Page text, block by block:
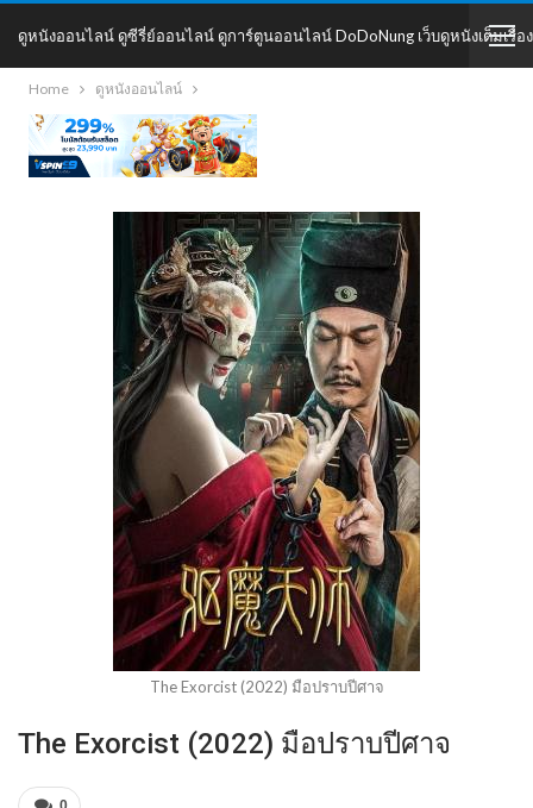
ดูหนังออนไลน์ ดูซีรี่ย์ออนไลน์ ดูการ์ตูนออนไลน์ DoDoNung เว็บดูหนังเต็มเรื่อง
DoDoNung
Home ดูหนังออนไลน์
The Exorcist (2022) มือปราบปีศาจ
The Exorcist (2022) มือปราบปีศาจ